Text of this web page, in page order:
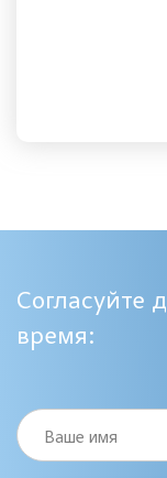
Согласуйте
время:
Ваше имя